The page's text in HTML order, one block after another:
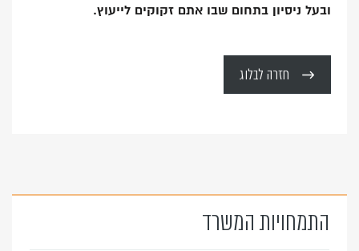
ובעל ניסיון בתחום שבו אתם זקוקים לייעוץ.
חזרה לבלוג
התמחויות המשרד